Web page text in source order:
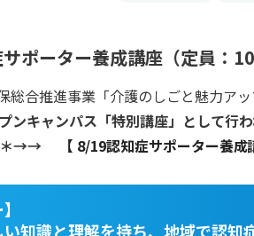
ポーター養成講座（定員：
総合推進事業「介護のしごと魅力アッ
ンキャンパス「特別講座」として行わ
＊→→
【 8/19認知症サポーター養成
知識と理解を持ち、地域で認